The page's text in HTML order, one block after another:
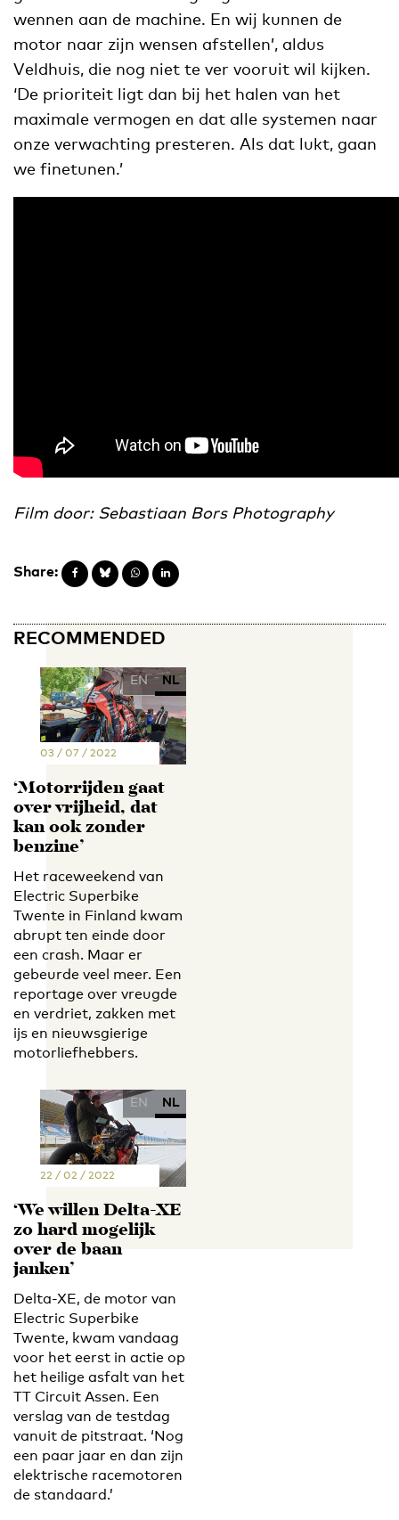
wennen aan de machine. En wij kunnen de
motor naar zijn wensen afstellen’, aldus
Veldhuis, die nog niet te ver vooruit wil kijken.
‘De prioriteit ligt dan bij het halen van het
maximale vermogen en dat alle systemen naar
onze verwachting presteren. Als dat lukt, gaan
we finetunen.’
Film door: Sebastiaan Bors Photography
Share:
RECOMMENDED
EN NL
03 / 07 / 2022
‘Motorrijden gaat
over vrijheid, dat
kan ook zonder
benzine’
Het raceweekend van
Electric Superbike
Twente in Finland kwam
abrupt ten einde door
een crash. Maar er
gebeurde veel meer. Een
reportage over vreugde
en verdriet, zakken met
ijs en nieuwsgierige
motorliefhebbers.
EN NL
22 / 02 / 2022
‘We willen Delta-XE
zo hard mogelijk
over de baan
janken’
Delta-XE, de motor van
Electric Superbike
Twente, kwam vandaag
voor het eerst in actie op
het heilige asfalt van het
TT Circuit Assen. Een
verslag van de testdag
vanuit de pitstraat. ‘Nog
een paar jaar en dan zijn
elektrische racemotoren
de standaard.’